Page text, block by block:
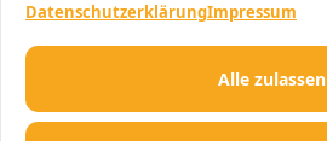
DatenschutzerklärungImpressum
Alle zulassen